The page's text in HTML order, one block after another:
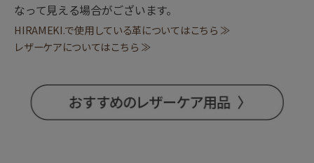
なって見える場合がございます。
HIRAMEKI.で使用している革についてはこちら ≫
レザーケアについてはこちら ≫